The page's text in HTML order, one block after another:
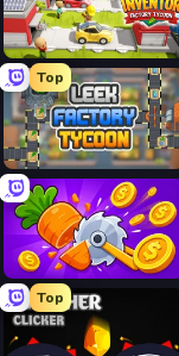
Idle Inventor
Top
Leek Factory Tycoon
Farm Ring Idle
Top